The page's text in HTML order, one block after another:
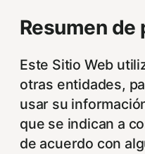
Resumen de
Este Sitio Web
otras entidades,
usar su
que se indican a
de acuerdo con